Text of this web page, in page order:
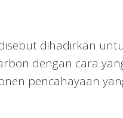
dihadirkan
dengan cara
pencahayaan